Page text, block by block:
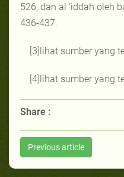
526, dan al ‘iddah oleh
436-437.
[3]lihat sumber yang
[4]lihat sumber yang
Share :
Previous article